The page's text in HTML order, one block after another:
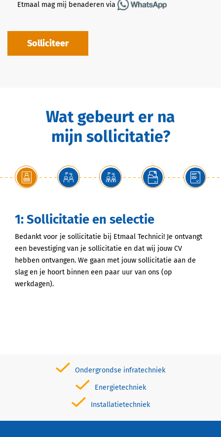
Etmaal mag mij benaderen via
Solliciteer
Wat gebeurt er na
mijn sollicitatie?
1: Sollicitatie en selectie
Bedankt voor je sollicitatie bij Etmaal Technici! Je ontvangt
een bevestiging van je sollicitatie en dat wij jouw CV
hebben ontvangen. We gaan met jouw sollicitatie aan de
slag en je hoort binnen een paar uur van ons (op
werkdagen).
Ondergrondse infratechniek
Energietechniek
Installatietechniek